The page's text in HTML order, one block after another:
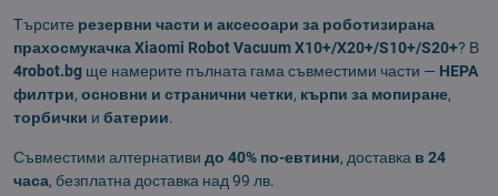
Търсите резервни части и аксесоари за роботизирана
прахосмукачка Xiaomi Robot Vacuum X10+/X20+/S10+/S20+? В
4robot.bg ще намерите пълната гама съвместими части — HEPA
филтри, основни и странични четки, кърпи за мопиране,
торбички и батерии.
Съвместими алтернативи до 40% по-евтини, доставка в 24
часа, безплатна доставка над 99 лв.